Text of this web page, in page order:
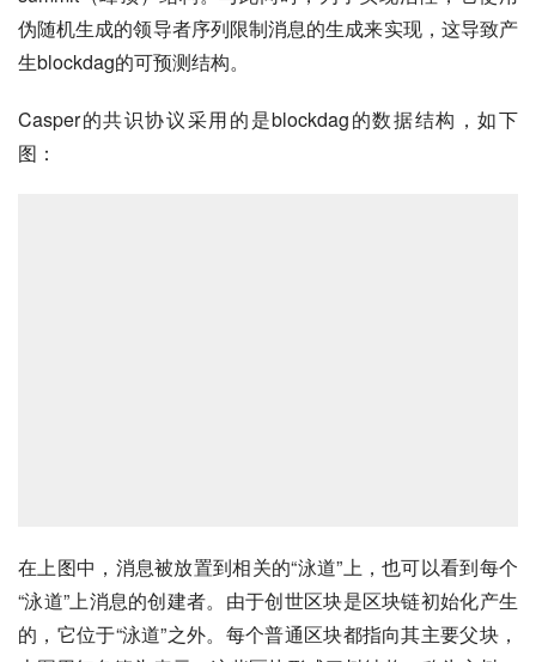
伪随机生成的领导者序列限制消息的生成来实现，这导致产
生blockdag的可预测结构。
Casper的共识协议采用的是blockdag的数据结构，如下
图：
在上图中，消息被放置到相关的“泳道”上，也可以看到每个
“泳道”上消息的创建者。由于创世区块是区块链初始化产生
的，它位于“泳道”之外。每个普通区块都指向其主要父块，